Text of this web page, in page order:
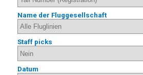
Name der Fluggesellschaft
Staff picks
Datum